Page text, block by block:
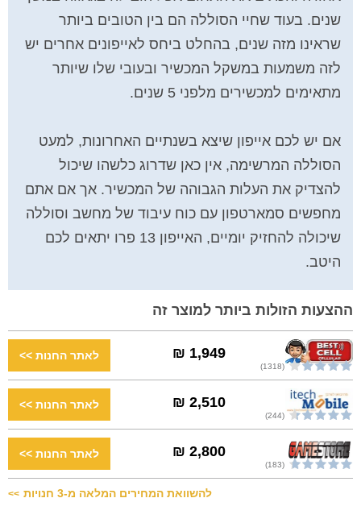
שנים. בעוד שחיי הסוללה הם בין הטובים ביותר
שראינו מזה שנים, בהחלט ביחס לאייפונים אחרים יש
לזה משמעות במשקל המכשיר ובעובי שלו שיותר
מתאימים למכשירים מלפני 5 שנים.
אם יש לכם אייפון שיצא בשנתיים האחרונות, למעט
הסוללה המרשימה, אין כאן שדרוג כלשהו שיכול
להצדיק את העלות הגבוהה של המכשיר. אך אם אתם
מחפשים סמארטפון עם כוח עיבוד של מחשב וסוללה
שיכולה להחזיק יומיים, האייפון 13 פרו יתאים לכם
היטב.
ההצעות הזולות ביותר למוצר זה
(1318)
1,949 ₪
(244)
2,510 ₪
(183)
2,800 ₪
להשוואת המחירים המלאה מ-3 חנויות >>